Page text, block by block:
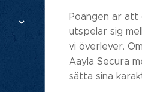
Poängen är att
utspelar sig
vi överlever.
Aayla Secura
sätta sina